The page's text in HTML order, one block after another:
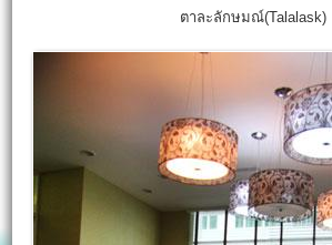
ตาละลักษมณ์(Talalask)